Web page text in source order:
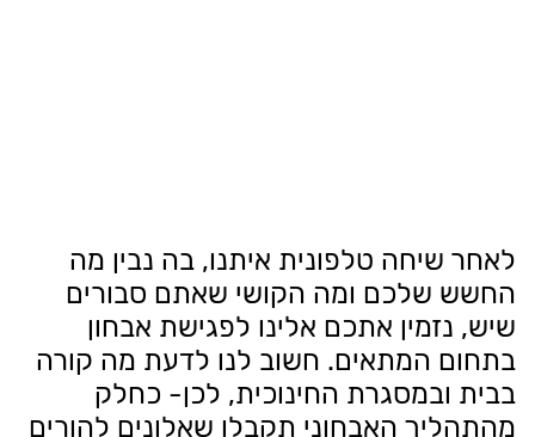
לאחר שיחה טלפונית איתנו, בה נבין מה
החשש שלכם ומה הקושי שאתם סבורים
שיש, נזמין אתכם אלינו לפגישת אבחון
בתחום המתאים. חשוב לנו לדעת מה קורה
בבית ובמסגרת החינוכית, לכן- כחלק
מהתהליך האבחוני תקבלו שאלונים להורים